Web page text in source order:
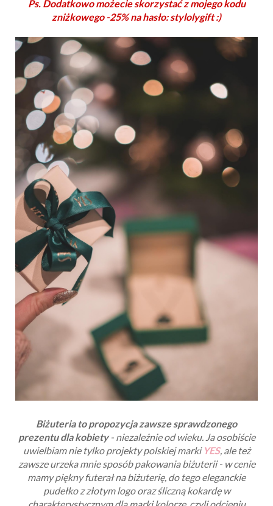
Ps. Dodatkowo możecie skorzystać z mojego kodu
zniżkowego -25% na hasło: stylolygift :)
Biżuteria to propozycja zawsze sprawdzonego
prezentu dla kobiety- niezależnie od wieku. Ja osobiście
uwielbiam nie tylko projekty polskiej marki YES, ale też
zawsze urzeka mnie sposób pakowania biżuterii - w cenie
mamy piękny futerał na biżuterię, do tego eleganckie
pudełko z złotym logo oraz śliczną kokardę w